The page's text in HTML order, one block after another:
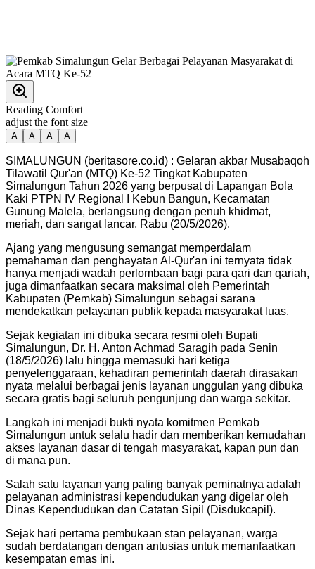
Reading Comfort
adjust the font size
A A A A
SIMALUNGUN (beritasore.co.id) : Gelaran akbar Musabaqoh
Tilawatil Qur'an (MTQ) Ke-52 Tingkat Kabupaten
Simalungun Tahun 2026 yang berpusat di Lapangan Bola
Kaki PTPN IV Regional I Kebun Bangun, Kecamatan
Gunung Malela, berlangsung dengan penuh khidmat,
meriah, dan sangat lancar, Rabu (20/5/2026).
Ajang yang mengusung semangat memperdalam
pemahaman dan penghayatan Al-Qur'an ini ternyata tidak
hanya menjadi wadah perlombaan bagi para qari dan qariah,
juga dimanfaatkan secara maksimal oleh Pemerintah
Kabupaten (Pemkab) Simalungun sebagai sarana
mendekatkan pelayanan publik kepada masyarakat luas.
Sejak kegiatan ini dibuka secara resmi oleh Bupati
Simalungun, Dr. H. Anton Achmad Saragih pada Senin
(18/5/2026) lalu hingga memasuki hari ketiga
penyelenggaraan, kehadiran pemerintah daerah dirasakan
nyata melalui berbagai jenis layanan unggulan yang dibuka
secara gratis bagi seluruh pengunjung dan warga sekitar.
Langkah ini menjadi bukti nyata komitmen Pemkab
Simalungun untuk selalu hadir dan memberikan kemudahan
akses layanan dasar di tengah masyarakat, kapan pun dan
di mana pun.
Salah satu layanan yang paling banyak peminatnya adalah
pelayanan administrasi kependudukan yang digelar oleh
Dinas Kependudukan dan Catatan Sipil (Disdukcapil).
Sejak hari pertama pembukaan stan pelayanan, warga
sudah berdatangan dengan antusias untuk memanfaatkan
kesempatan emas ini.